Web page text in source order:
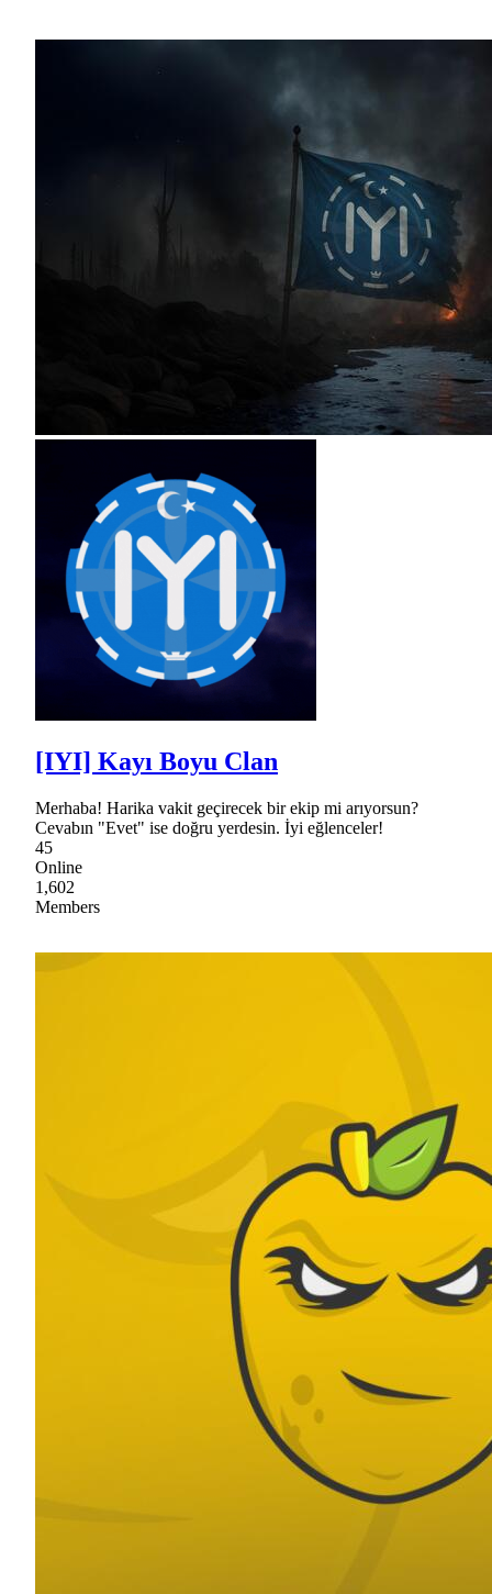
[IYI] Kayı Boyu Clan
Merhaba! Harika vakit geçirecek bir ekip mi arıyorsun?
Cevabın "Evet" ise doğru yerdesin. İyi eğlenceler!
45
Online
1,602
Members